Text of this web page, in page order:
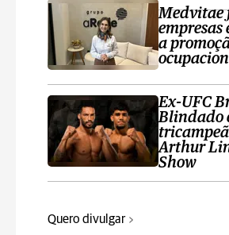
Medvitae
empresas
a
Ex-UFC
Blindado
Arthur
Show
Quero divulgar